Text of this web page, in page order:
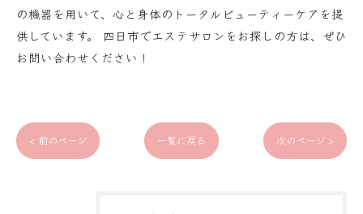
の機器を用いて、心と身体のトータルビューティーケアを提
供しています。 四日市でエステサロンをお探しの方は、ぜひ
お問い合わせください！
< 前のページ 一覧に戻る 次のページ >